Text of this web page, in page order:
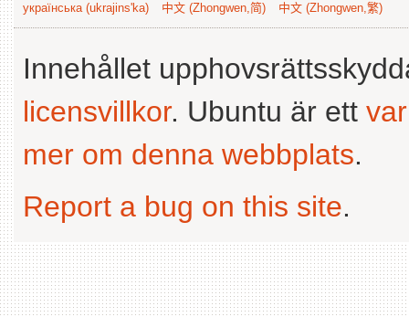
українська (ukrajins'ka)
中文 (Zhongwen,简) 中文 (Zhongwen,繁)
Innehållet
licensvillkor. Ubuntu är ett
mer om denna webbplats.
Report a bug on this site.